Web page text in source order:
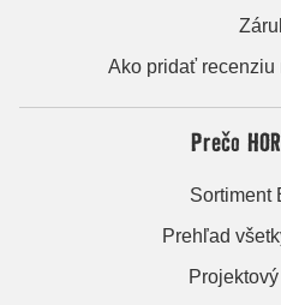
Ako pridať
Prečo
Sortiment
Prehľad